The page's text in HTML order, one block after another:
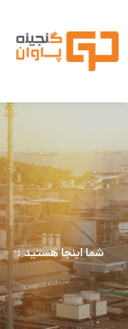
شما اینجا هستید :